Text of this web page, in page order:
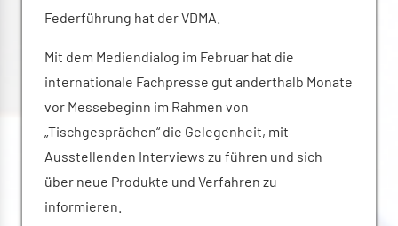
Federführung hat der VDMA.
Mit dem Mediendialog im Februar hat die
internationale Fachpresse gut anderthalb Monate
vor Messebeginn im Rahmen von
„Tischgesprächen“ die Gelegenheit, mit
Ausstellenden Interviews zu führen und sich
über neue Produkte und Verfahren zu
informieren.